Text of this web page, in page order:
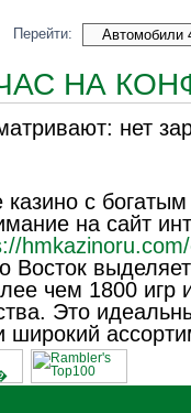
Перейти:
НА
нет
с
на сайт
Восток
чем 1800 игр
Это
широкий